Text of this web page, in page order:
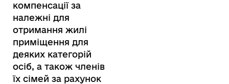
компенсації за
належні для
отримання жилі
приміщення для
деяких категорій
осіб, а також членів
їх сімей за рахунок